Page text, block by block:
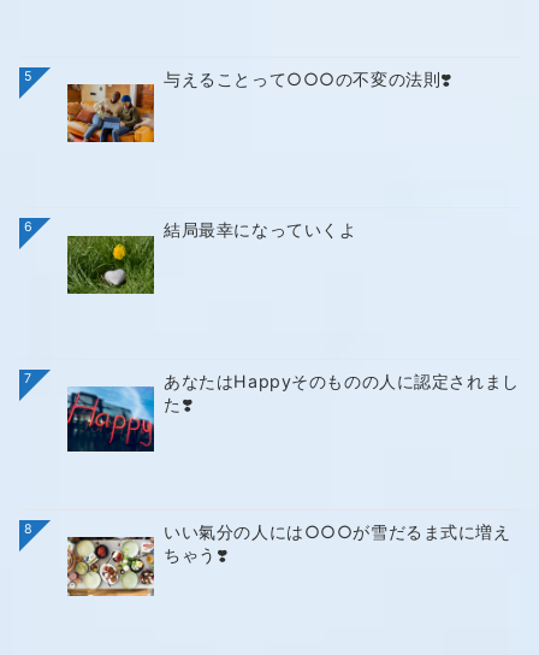
5 与えることって○○○の不変の法則❣️
6 結局最幸になっていくよ
7
あなたはHappyそのものの人に認定されまし
た❣️
8
いい氣分の人には○○○が雪だるま式に増え
ちゃう❣️